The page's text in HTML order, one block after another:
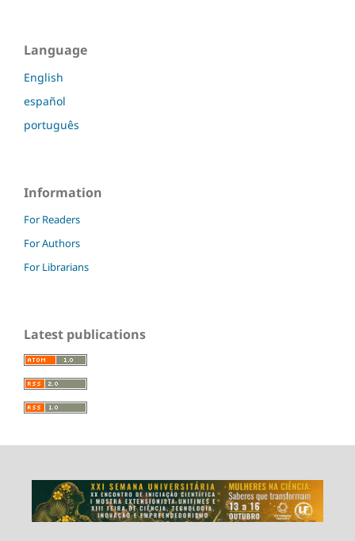
Language
English
español
português
Information
For Readers
For Authors
For Librarians
Latest publications